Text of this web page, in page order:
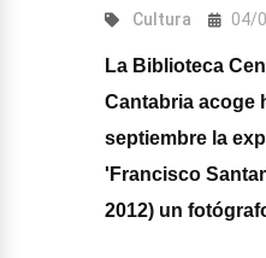
Cultura 04/
La Biblioteca
Cantabria acoge
septiembre la
'Francisco
2012) un